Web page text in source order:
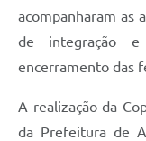
acompanharam as
de integração e
encerramento das
A realização da
da Prefeitura de